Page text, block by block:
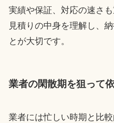
実績や保証、対応の速さも
見積りの中身を理解し、
とが大切です。
業者の閑散期を狙って
業者には忙しい時期と比